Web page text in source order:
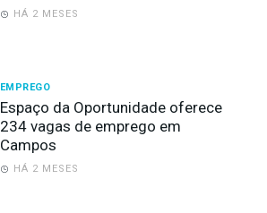
HÁ 2 MESES
EMPREGO
Espaço da Oportunidade oferece
234 vagas de emprego em
Campos
HÁ 2 MESES